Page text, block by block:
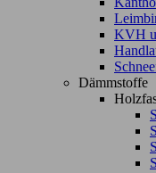
KVH
Dämmstoffe